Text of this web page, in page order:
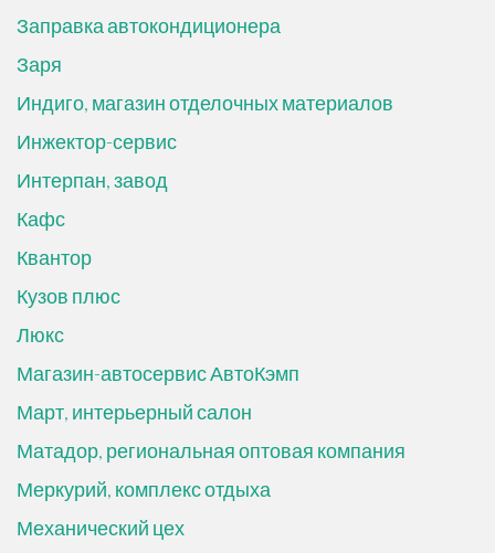
Заправка автокондиционера
Заря
Индиго, магазин отделочных материалов
Инжектор-сервис
Интерпан, завод
Кафс
Квантор
Кузов плюс
Люкс
Магазин-автосервис АвтоКэмп
Март, интерьерный салон
Матадор, региональная оптовая компания
Меркурий, комплекс отдыха
Механический цех